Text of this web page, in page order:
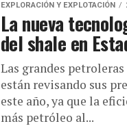
EXPLORACIÓN Y EXPLOTACIÓN
La nueva
del shale en
Las grandes
están revisando sus
este año, ya que la
más petróleo al...